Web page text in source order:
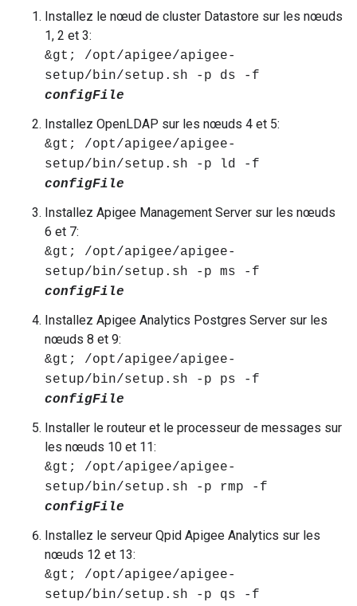
Installez le nœud de cluster Datastore sur les nœuds
1, 2 et 3:
&gt; /opt/apigee/apigee-
setup/bin/setup.sh -p ds -f
configFile
Installez OpenLDAP sur les nœuds 4 et 5:
&gt; /opt/apigee/apigee-
setup/bin/setup.sh -p ld -f
configFile
Installez Apigee Management Server sur les nœuds
6 et 7:
&gt; /opt/apigee/apigee-
setup/bin/setup.sh -p ms -f
configFile
Installez Apigee Analytics Postgres Server sur les
nœuds 8 et 9:
&gt; /opt/apigee/apigee-
setup/bin/setup.sh -p ps -f
configFile
Installer le routeur et le processeur de messages sur
les nœuds 10 et 11:
&gt; /opt/apigee/apigee-
setup/bin/setup.sh -p rmp -f
configFile
Installez le serveur Qpid Apigee Analytics sur les
nœuds 12 et 13:
&gt; /opt/apigee/apigee-
setup/bin/setup.sh -p qs -f